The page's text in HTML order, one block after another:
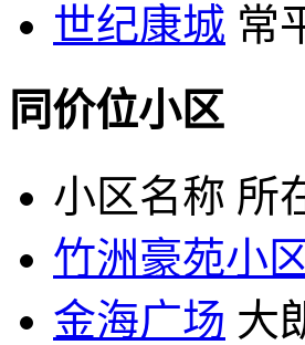
世纪康城 常
同价位小区
小区名称 所
竹洲豪苑小
金海广场 大